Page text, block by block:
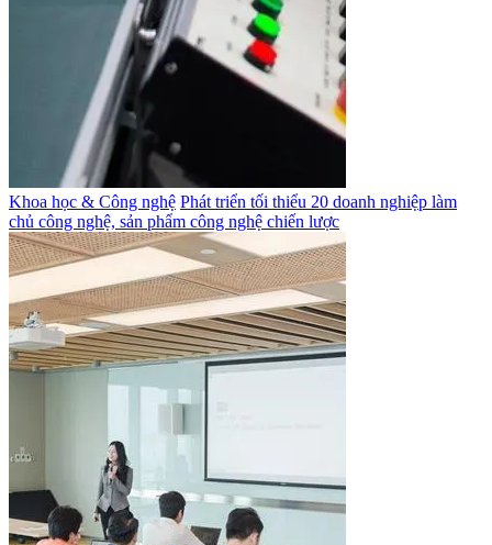
Khoa học & Công nghệ Phát triển tối thiểu 20 doanh nghiệp làm
chủ công nghệ, sản phẩm công nghệ chiến lược